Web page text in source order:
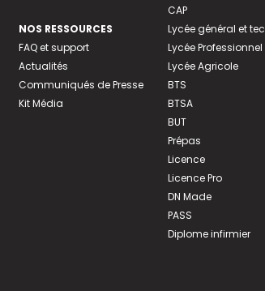
NOS RESSOURCES
FAQ et support
Actualités
Communiqués de Presse
Kit Média
CAP
Lycée général et
Lycée Professionnel
Lycée Agricole
BTS
BTSA
BUT
Prépas
Licence
Licence Pro
DN Made
PASS
Diplome infirmier